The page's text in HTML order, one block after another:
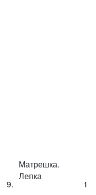
9.
Матрешка.
Лепка
1